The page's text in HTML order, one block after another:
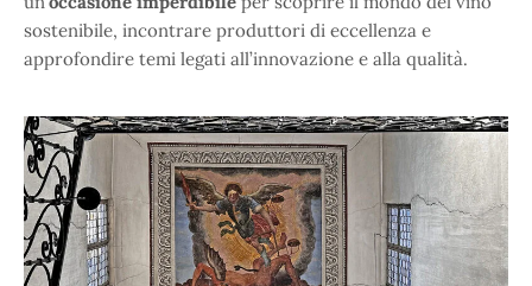
sostenibile, incontrare produttori di eccellenza e
approfondire temi legati all’innovazione e alla qualità.